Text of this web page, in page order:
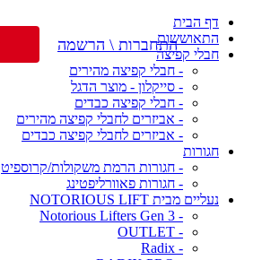
דף הבית
התאוששות
חבלי קפיצה
- חבלי קפיצה מהירים
- סייקלון - מוצר הדגל
- חבלי קפיצה כבדים
- אביזרים לחבלי קפיצה מהירים
- אביזרים לחבלי קפיצה כבדים
חגורות
- חגורות הרמת משקולות/קרוספיט
- חגורות פאוורליפטינג
נעליים מבית NOTORIOUS LIFT
- Notorious Lifters Gen 3
- OUTLET
- Radix
התחברות \ הרשמה